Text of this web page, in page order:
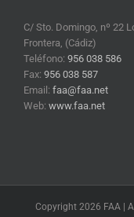
C/ Sto. Domingo, nº 22
Frontera, (Cádiz)
Teléfono: 956 038 586
Fax: 956 038 587
Email: faa@faa.net
Web: www.faa.net
Copyright 2026 FAA |